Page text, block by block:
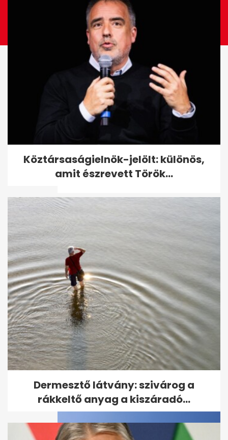
Jimmy Carter, aki visszaadta
a magyaroknak a Szent
Koronát: a 100...
Brutális pusztítást végzett a
Helene-hurrikán az Egyesült...
Köztársaságielnök-jelölt: különös,
amit észrevett Török...
Dermesztő látvány: szivárog a
rákkeltő anyag a kiszáradó...